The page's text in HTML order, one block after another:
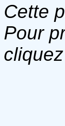
Cette
Pour
cliquez